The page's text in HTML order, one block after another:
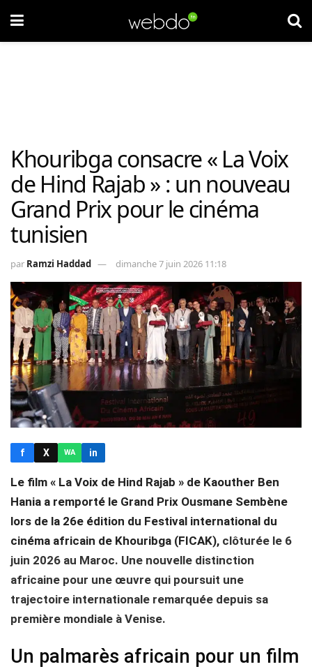
Khouribga consacre « La Voix
de Hind Rajab » : un nouveau
Grand Prix pour le cinéma
tunisien
par Ramzi Haddad dimanche 7 juin 2026 11:18
f X WA in
Le film « La Voix de Hind Rajab » de Kaouther Ben
Hania a remporté le Grand Prix Ousmane Sembène
lors de la 26e édition du Festival international du
cinéma africain de Khouribga (FICAK), clôturée le 6
juin 2026 au Maroc. Une nouvelle distinction
africaine pour une œuvre qui poursuit une
trajectoire internationale remarquée depuis sa
première mondiale à Venise.
Un palmarès africain pour un film